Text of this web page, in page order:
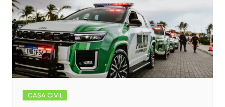
CASA CIVIL